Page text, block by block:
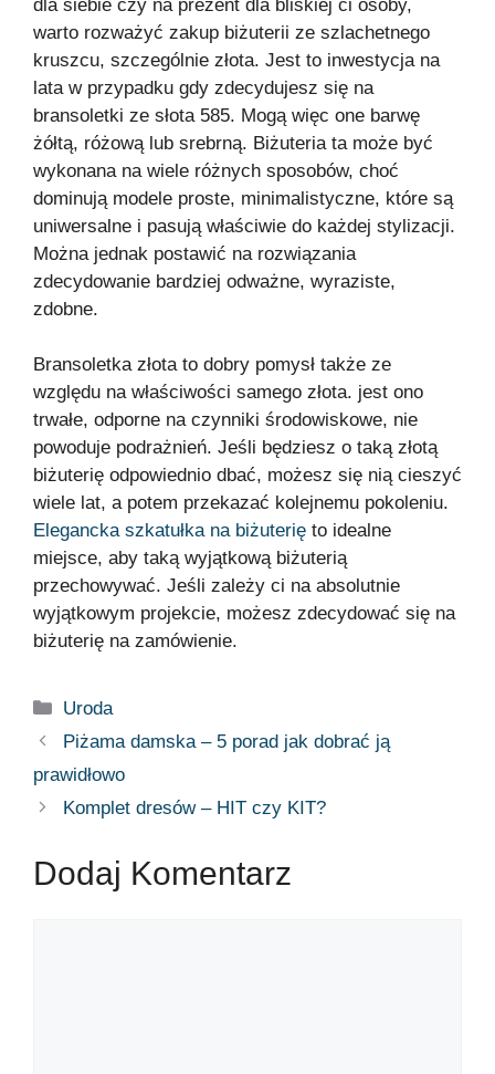
dla siebie czy na prezent dla bliskiej ci osoby,
warto rozważyć zakup biżuterii ze szlachetnego
kruszcu, szczególnie złota. Jest to inwestycja na
lata w przypadku gdy zdecydujesz się na
bransoletki ze słota 585. Mogą więc one barwę
żółtą, różową lub srebrną. Biżuteria ta może być
wykonana na wiele różnych sposobów, choć
dominują modele proste, minimalistyczne, które są
uniwersalne i pasują właściwie do każdej stylizacji.
Można jednak postawić na rozwiązania
zdecydowanie bardziej odważne, wyraziste,
zdobne.
Bransoletka złota to dobry pomysł także ze
względu na właściwości samego złota. jest ono
trwałe, odporne na czynniki środowiskowe, nie
powoduje podrażnień. Jeśli będziesz o taką złotą
biżuterię odpowiednio dbać, możesz się nią cieszyć
wiele lat, a potem przekazać kolejnemu pokoleniu.
Elegancka szkatułka na biżuterię to idealne
miejsce, aby taką wyjątkową biżuterią
przechowywać. Jeśli zależy ci na absolutnie
wyjątkowym projekcie, możesz zdecydować się na
biżuterię na zamówienie.
Uroda
Piżama damska – 5 porad jak dobrać ją
prawidłowo
Komplet dresów – HIT czy KIT?
Dodaj Komentarz